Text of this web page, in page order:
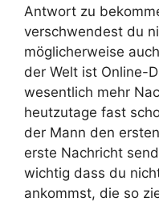
Antwort zu
verschwendest du
möglicherweise
der Welt ist Online-
wesentlich mehr
heutzutage fast
der Mann den
erste Nachricht
wichtig dass du
ankommst, die so